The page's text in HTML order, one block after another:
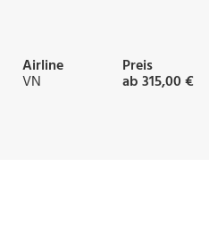
Airline
VN
Preis
ab 315,00 €